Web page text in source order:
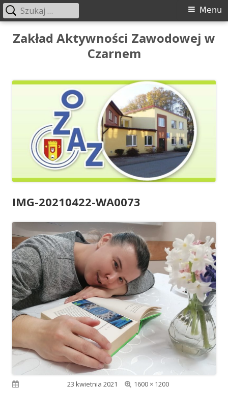
Przeskocz
Zakład Aktywności Zawodowej w
Czarnem
Menu
główne
Menu
Szukaj:
IMG-20210422-WA0073
Opublikowano23 kwietnia 2021
Pełny
1600 × 1200